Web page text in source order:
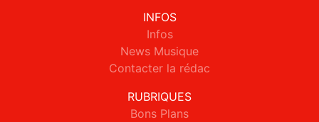
INFOS
Infos
News Musique
Contacter la rédac
RUBRIQUES
Bons Plans